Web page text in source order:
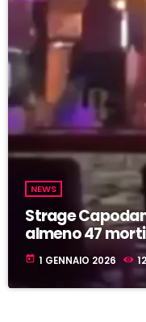
NEWS
Strage
almeno 47
today 1 GENNAIO 2026